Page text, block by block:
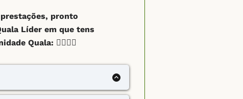
pronto
Líder em que tens
Quala: 👇🏽👇🏽